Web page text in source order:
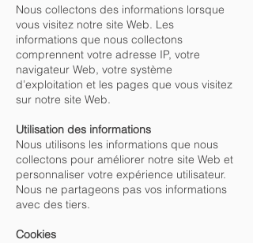
Nous collectons des informations lorsque
vous visitez notre site Web. Les
informations que nous collectons
comprennent votre adresse IP, votre
navigateur Web, votre système
d’exploitation et les pages que vous visitez
sur notre site Web.
Utilisation des informations
Nous utilisons les informations que nous
collectons pour améliorer notre site Web et
personnaliser votre expérience utilisateur.
Nous ne partageons pas vos informations
avec des tiers.
Cookies